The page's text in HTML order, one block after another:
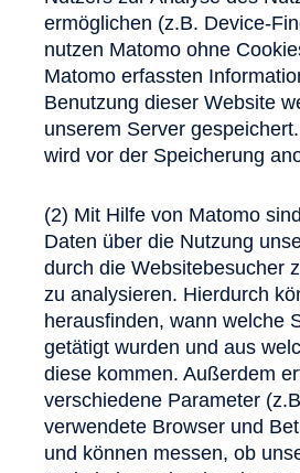
ermöglichen (z.B. Device-
nutzen Matomo ohne
Matomo erfassten
Benutzung dieser Website
unserem Server
wird vor der Speicherung
(2) Mit Hilfe von Matomo
Daten über die Nutzung
durch die Websitebesucher
zu analysieren. Hierdurch
herausfinden, wann welche
getätigt wurden und aus
diese kommen. Außerdem
verschiedene Parameter
verwendete Browser und
und können messen, ob